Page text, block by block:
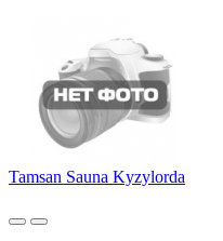
Tamsan Sauna Kyzylorda